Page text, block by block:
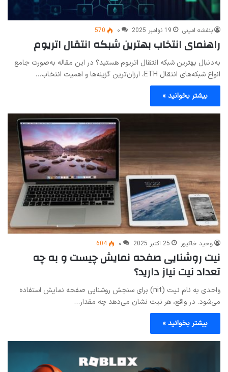
بنفشه امینی 19 نوامبر 2025 ۰ 570
راهنمای انتخاب بهترین شبکه انتقال اتریوم
به‌دنبال بهترین شبکه انتقال اتریوم هستید؟ در این مقاله به‌صورت جامع
انواع شبکه‌های انتقال ETH، ارزان‌ترین گزینه‌ها و اهمیت انتخاب…
بیشتر بخوانید »
وحید خاکپور 25 اکتبر 2025 ۰ 604
نیت روشنایی صفحه نمایش چیست و به چه
تعداد نیت نیاز دارید؟
واحدی به نام نیت (nit) برای سنجش روشنایی صفحه نمایش استفاده
می‌شود. در واقع، هر نیت نشان می‌دهد چه مقدار…
بیشتر بخوانید »